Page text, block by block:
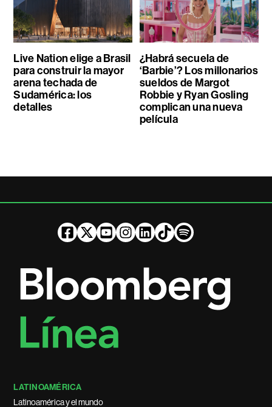
Live Nation elige a Brasil
para construir la mayor
arena techada de
Sudamérica: los
detalles
¿Habrá secuela de
‘Barbie’? Los millonarios
sueldos de Margot
Robbie y Ryan Gosling
complican una nueva
película
LATINOAMÉRICA
Latinoamérica y el mundo